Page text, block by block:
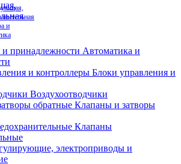
и
Автоматика и
Блоки управления и
Воздухоотводчики
Клапаны и затворы
Клапаны